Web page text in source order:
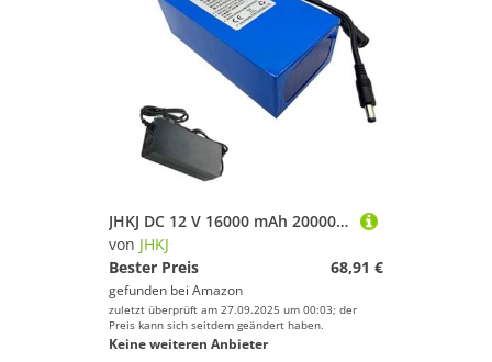
JHKJ DC 12 V 16000 mAh 20000 mAh 24000 mAh wiederaufladbarer Lithium-Polymer-Akku mit Ladegerät für 12 V Elektrogeräte, Kamera, LED-Lichtleiste,12v,16000mAh
von JHKJ
Bester Preis
68,91 €
gefunden bei Amazon
zuletzt überprüft am 27.09.2025 um 00:03; der
Preis kann sich seitdem geändert haben.
Keine weiteren Anbieter